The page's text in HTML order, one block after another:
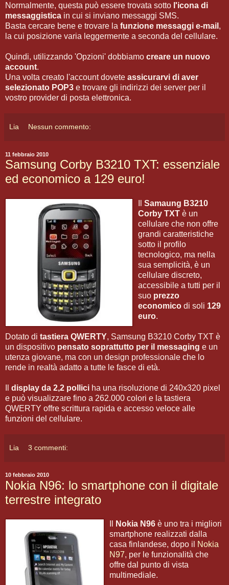
Normalmente, questa può essere trovata sotto l'icona di
messaggistica in cui si inviano messaggi SMS.
Basta cercare bene e trovare la funzione messaggi e-mail ,
la cui posizione varia leggermente a seconda del cellulare.
Quindi, utilizzando 'Opzioni' dobbiamo creare un nuovo
account.
Una volta creato l'account dovete assicurarvi di aver
selezionato POP3 e trovare gli indirizzi dei server per il
vostro provider di posta elettronica.
Lia Nessun commento:
11 febbraio 2010
Samsung Corby B3210 TXT: essenziale
ed economico a 129 euro!
Samaung B3210
Corby TXT è un
cellulare che non offre
grandi caratteristiche
sotto il profilo
tecnologico, ma nella
sua semplicità, è un
cellulare discreto,
accessibile a tutti per il
suo prezzo
economico di soli 129
euro.
Dotato di tastiera QWERTY, Samsung B3210 Corby TXT è
un dispositivo pensato soprattutto per il messaging e un
utenza giovane, ma con un design professionale che lo
rende in realtà adatto a tutte le fasce di età.
display da 2,2 pollici ha una risoluzione di 240x320 pixel
e può visualizzare fino a 262.000 colori e la tastiera
QWERTY offre scrittura rapida e accesso veloce alle
funzioni del cellulare.
Lia 3 commenti:
10 febbraio 2010
Nokia N96: lo smartphone con il digitale
terrestre integrato
Nokia N96 è uno tra i migliori
smartphone realizzati dalla
casa finlandese, dopo il
Nokia
N97, per le funzionalità che
offre dal punto di vista
multimediale.